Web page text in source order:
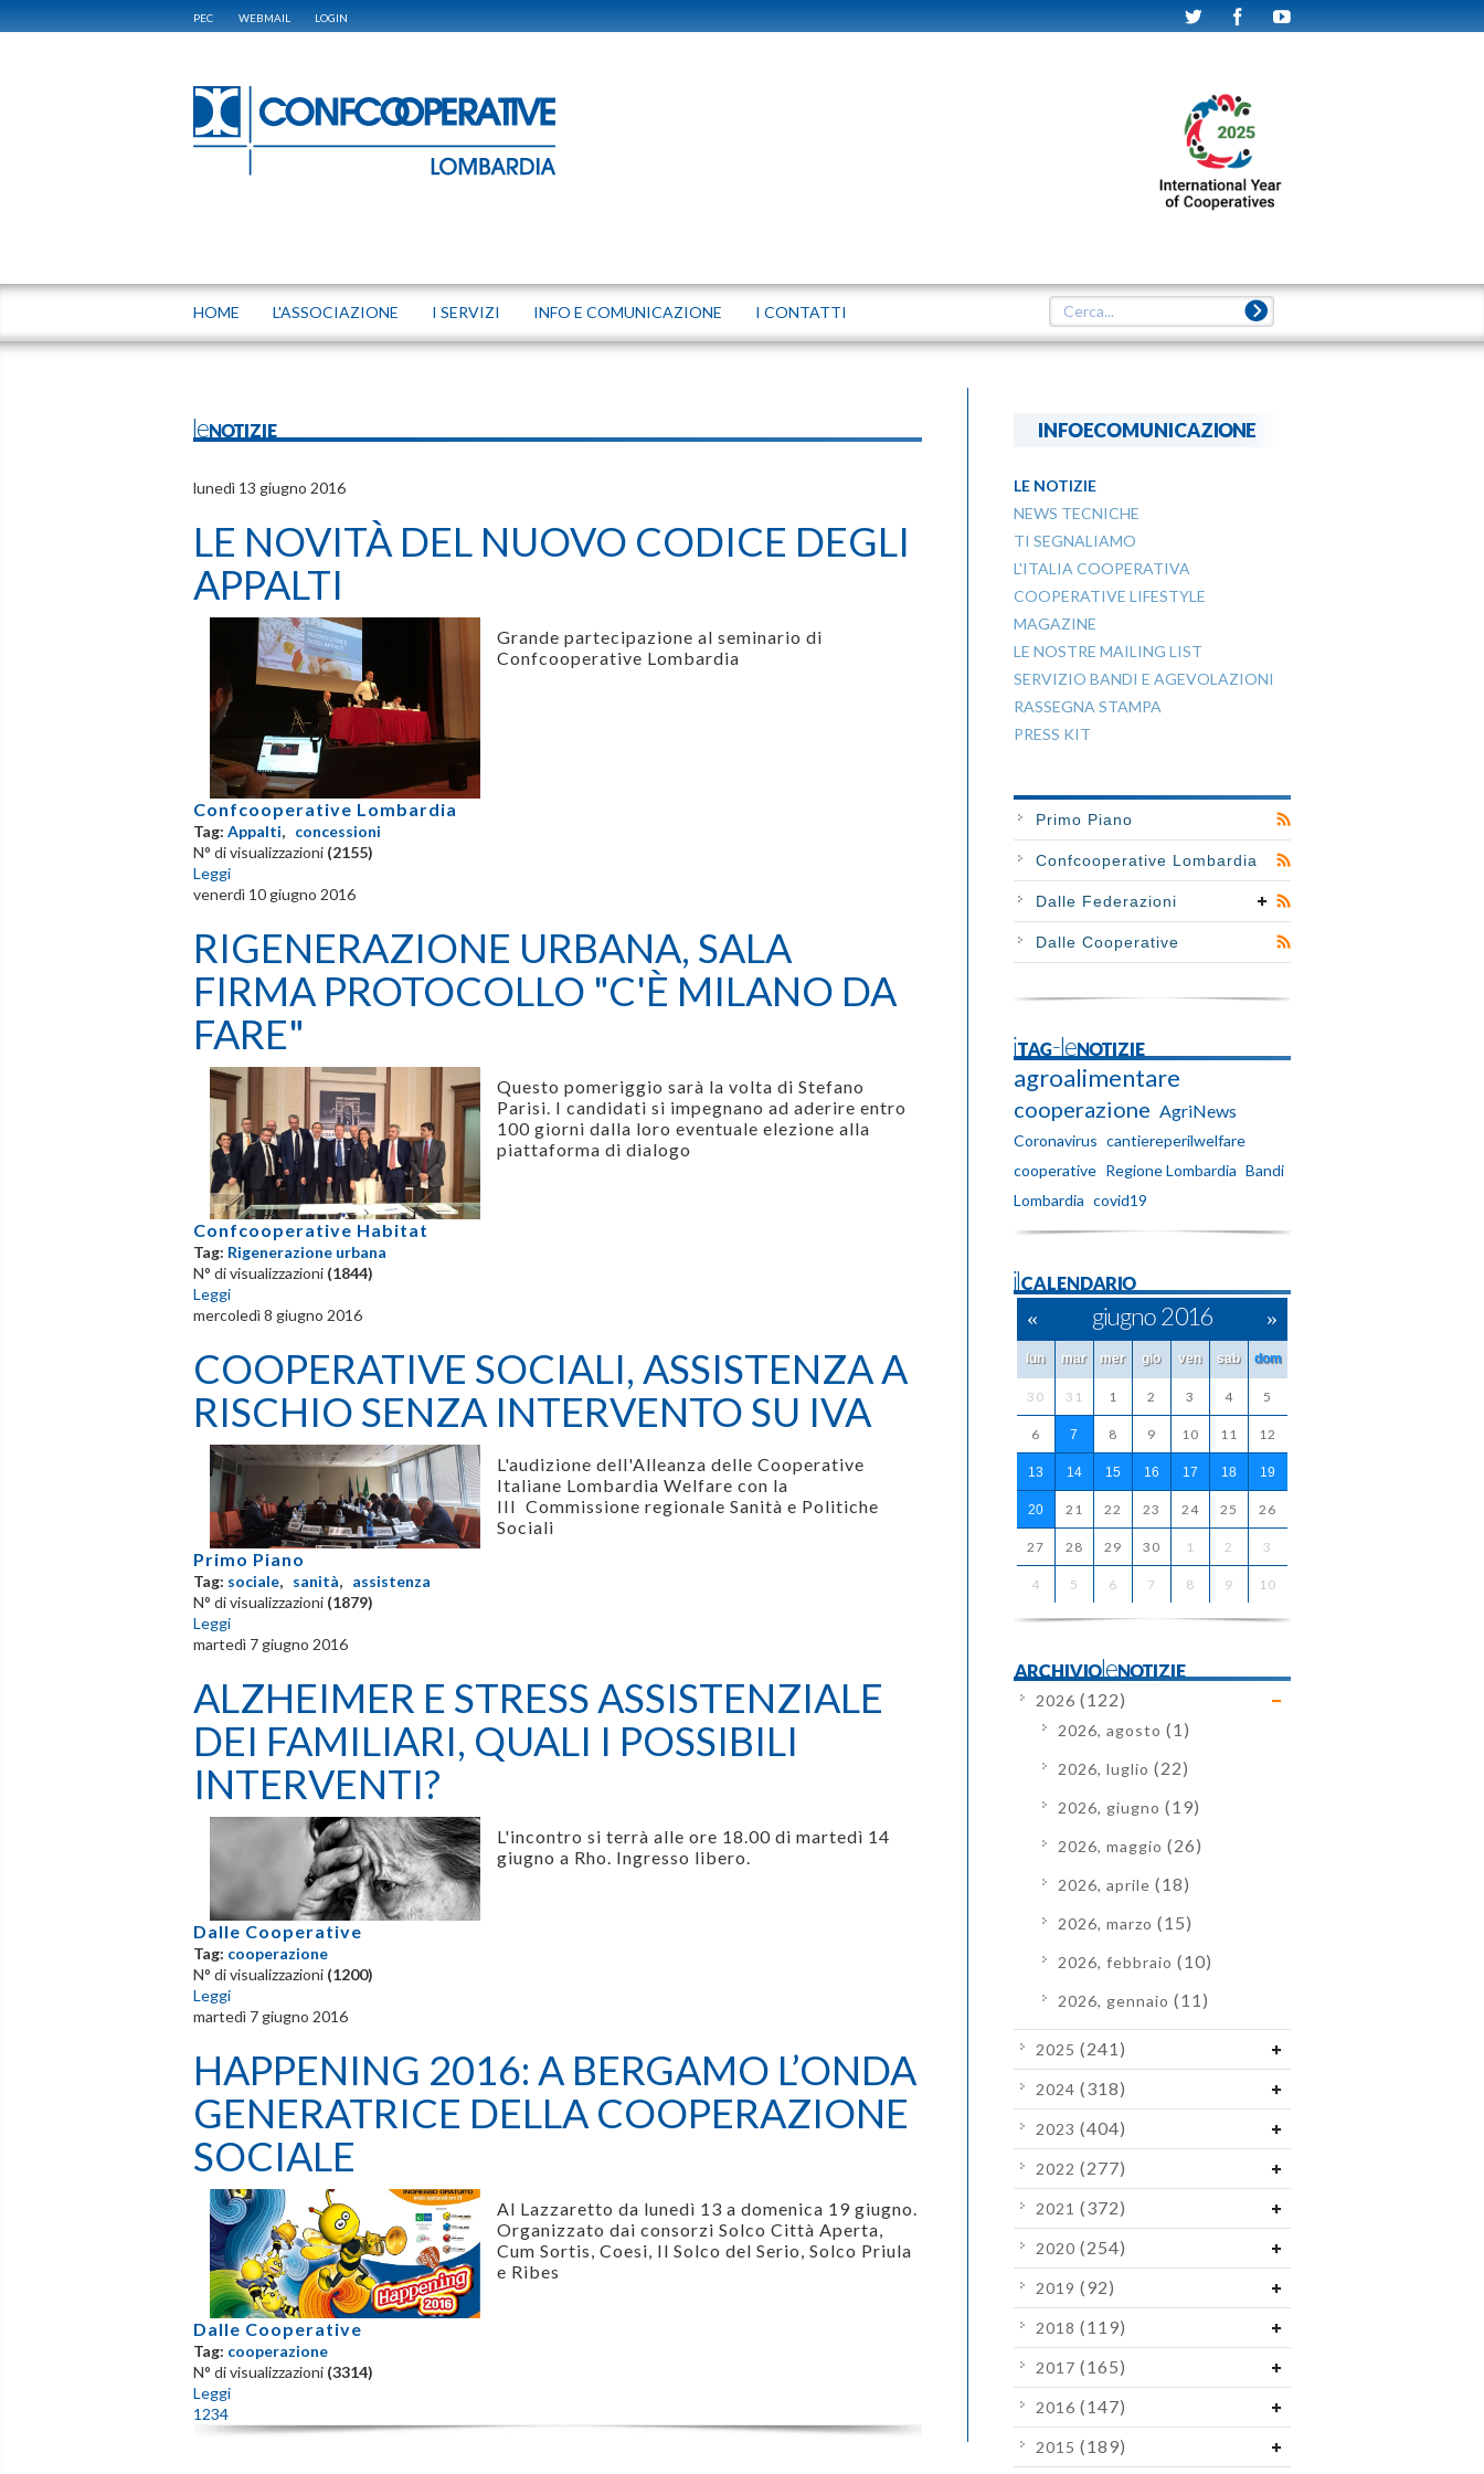
PEC WEBMAIL LOGIN
HOME L'ASSOCIAZIONE I SERVIZI INFO E COMUNICAZIONE I CONTATTI
leNOTIZIE
lunedì 13 giugno 2016
LE NOVITÀ DEL NUOVO CODICE DEGLI
APPALTI
Grande partecipazione al seminario di
Confcooperative Lombardia
Confcooperative Lombardia
Tag: Appalti, concessioni
N° di visualizzazioni (2155)
Leggi
venerdì 10 giugno 2016
RIGENERAZIONE URBANA, SALA
FIRMA PROTOCOLLO "C'È MILANO DA
FARE"
Questo pomeriggio sarà la volta di Stefano
Parisi. I candidati si impegnano ad aderire entro
100 giorni dalla loro eventuale elezione alla
piattaforma di dialogo
Confcooperative Habitat
Tag: Rigenerazione urbana
N° di visualizzazioni (1844)
Leggi
mercoledì 8 giugno 2016
COOPERATIVE SOCIALI, ASSISTENZA A
RISCHIO SENZA INTERVENTO SU IVA
L'audizione dell'Alleanza delle Cooperative
Italiane Lombardia Welfare con la
III Commissione regionale Sanità e Politiche
Sociali
Primo Piano
Tag: sociale, sanità, assistenza
N° di visualizzazioni (1879)
Leggi
martedì 7 giugno 2016
ALZHEIMER E STRESS ASSISTENZIALE
DEI FAMILIARI, QUALI I POSSIBILI
INTERVENTI?
L'incontro si terrà alle ore 18.00 di martedì 14
giugno a Rho. Ingresso libero.
Dalle Cooperative
Tag: cooperazione
N° di visualizzazioni (1200)
Leggi
martedì 7 giugno 2016
HAPPENING 2016: A BERGAMO L’ONDA
GENERATRICE DELLA COOPERAZIONE
SOCIALE
Al Lazzaretto da lunedì 13 a domenica 19 giugno.
Organizzato dai consorzi Solco Città Aperta,
Cum Sortis, Coesi, Il Solco del Serio, Solco Priula
e Ribes
Dalle Cooperative
Tag: cooperazione
N° di visualizzazioni (3314)
Leggi
1 234
INFOECOMUNICAZIONE
LE NOTIZIE
NEWS TECNICHE
TI SEGNALIAMO
L'ITALIA COOPERATIVA
COOPERATIVE LIFESTYLE
MAGAZINE
LE NOSTRE MAILING LIST
SERVIZIO BANDI E AGEVOLAZIONI
RASSEGNA STAMPA
PRESS KIT
Primo Piano
Confcooperative Lombardia
Dalle Federazioni
Dalle Cooperative
iTAG-leNOTIZIE
agroalimentare
cooperazione AgriNews
Coronavirus cantiereperilwelfare
cooperative Regione Lombardia Bandi
Lombardia covid19
ilCALENDARIO
« giugno 2016 »
lun mar mer gio ven sab dom
30 31 1 2 3 4 5
6 7 8 9 10 11 12
13 14 15 16 17 18 19
20 21 22 23 24 25 26
27 28 29 30 1 2 3
4 5 6 7 8 9 10
ARCHIVIOleNOTIZIE
2026 (122)
2026, agosto (1)
2026, luglio (22)
2026, giugno (19)
2026, maggio (26)
2026, aprile (18)
2026, marzo (15)
2026, febbraio (10)
2026, gennaio (11)
2025 (241)
2024 (318)
2023 (404)
2022 (277)
2021 (372)
2020 (254)
2019 (92)
2018 (119)
2017 (165)
2016 (147)
2015 (189)